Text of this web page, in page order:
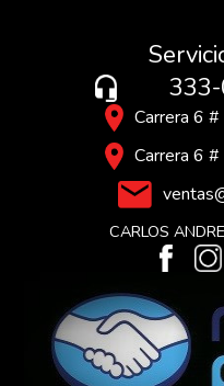
Carrera 6
Carrera 6
CARLOS